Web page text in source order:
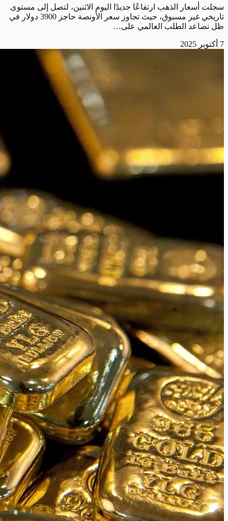
سجلت أسعار الذهب ارتفاعًا جديدًا اليوم الاثنين، لتصل إلى مستوى
تاريخي غير مسبوق، حيث تجاوز سعر الأونصة حاجز 3900 دولار في
ظل تصاعد الطلب العالمي على…
7 أكتوبر 2025